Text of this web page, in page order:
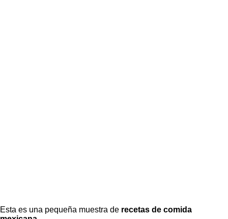
Esta es una pequeña muestra de recetas de comida